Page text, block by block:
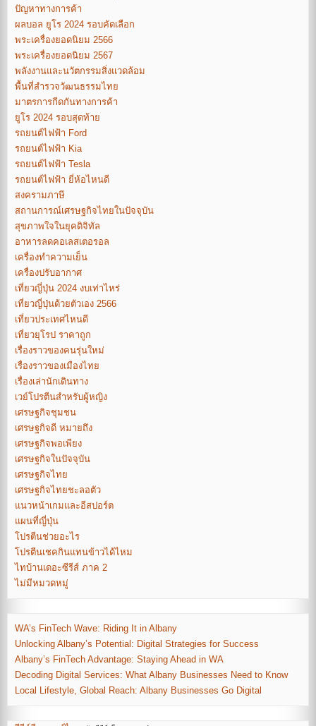
ปัญหาทางการค้า
ผลบอล ยูโร 2024 รอบคัดเลือก
พระเครื่องยอดนิยม 2566
พระเครื่องยอดนิยม 2567
พลังงานและนวัตกรรมสิ่งแวดล้อม
พื้นที่สำรวจวัฒนธรรมไทย
มาตรการกีดกันทางการค้า
ยูโร 2024 รอบสุดท้าย
รถยนต์ไฟฟ้า Ford
รถยนต์ไฟฟ้า Kia
รถยนต์ไฟฟ้า Tesla
รถยนต์ไฟฟ้า ยี่ห้อไหนดี
สงครามภาษี
สถานการณ์เศรษฐกิจไทยในปัจจุบัน
สุขภาพใจในยุคดิจิทัล
อาหารลดคอเลสเตอรอล
เครื่องทำความเย็น
เครื่องปรับอากาศ
เที่ยวญี่ปุ่น 2024 งบเท่าไหร่
เที่ยวญี่ปุ่นด้วยตัวเอง 2566
เที่ยวประเทศไหนดี
เที่ยวยุโรป ราคาถูก
เรื่องราวของคนรุ่นใหม่
เรื่องราวของเมืองไทย
เรื่องเล่านักเดินทาง
เวย์โปรตีนสำหรับผู้หญิง
เศรษฐกิจชุมชน
เศรษฐกิจดี หมายถึง
เศรษฐกิจพอเพียง
เศรษฐกิจในปัจจุบัน
เศรษฐกิจไทย
เศรษฐกิจไทยชะลอตัว
แนวหน้าเกมและอีสปอร์ต
แผนที่ญี่ปุ่น
โปรตีนช่วยอะไร
โปรตีนเชคกินแทนข้าวได้ไหม
ไทบ้านเดอะซีรีส์ ภาค 2
ไม่มีหมวดหมู่
WA’s FinTech Wave: Riding It in Albany
Unlocking Albany’s Potential: Digital Strategies for Success
Albany’s FinTech Advantage: Staying Ahead in WA
Decoding Digital Services: What Albany Businesses Need to Know
Local Lifestyle, Global Reach: Albany Businesses Go Digital